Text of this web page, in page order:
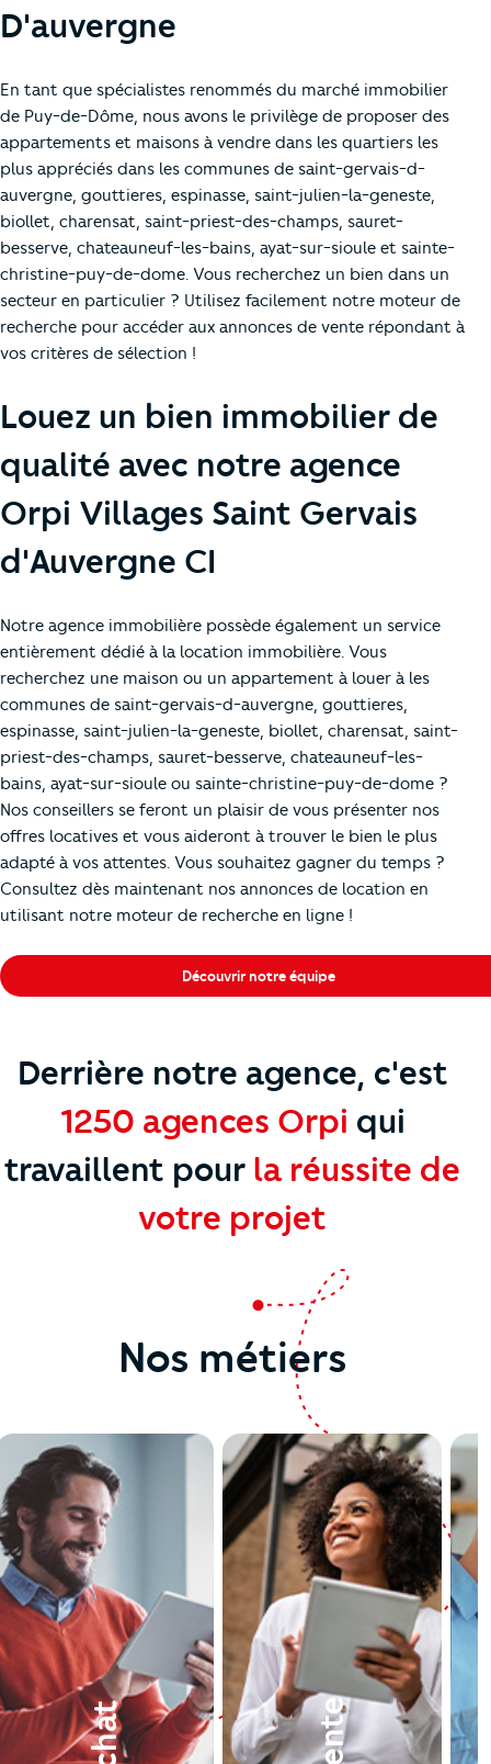
D'auvergne
En tant que spécialistes renommés du marché immobilier
de Puy-de-Dôme, nous avons le privilège de proposer des
appartements et maisons à vendre dans les quartiers les
plus appréciés dans les communes de saint-gervais-d-
auvergne, gouttieres, espinasse, saint-julien-la-geneste,
biollet, charensat, saint-priest-des-champs, sauret-
besserve, chateauneuf-les-bains, ayat-sur-sioule et sainte-
christine-puy-de-dome. Vous recherchez un bien dans un
secteur en particulier ? Utilisez facilement notre moteur de
recherche pour accéder aux annonces de vente répondant à
vos critères de sélection !
Louez un bien immobilier de
qualité avec notre agence
Orpi Villages Saint Gervais
d'Auvergne CI
Notre agence immobilière possède également un service
entièrement dédié à la location immobilière. Vous
recherchez une maison ou un appartement à louer à les
communes de saint-gervais-d-auvergne, gouttieres,
espinasse, saint-julien-la-geneste, biollet, charensat, saint-
priest-des-champs, sauret-besserve, chateauneuf-les-
bains, ayat-sur-sioule ou sainte-christine-puy-de-dome ?
Nos conseillers se feront un plaisir de vous présenter nos
offres locatives et vous aideront à trouver le bien le plus
adapté à vos attentes. Vous souhaitez gagner du temps ?
Consultez dès maintenant nos annonces de location en
utilisant notre moteur de recherche en ligne !
Découvrir notre équipe
Derrière notre agence, c'est
1250 agences Orpi qui
travaillent pour la réussite de
votre projet
Nos métiers
Achat Vente